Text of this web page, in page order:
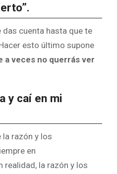
das cuenta hasta que te
esto último supone
a veces no querrás ver
y caí en mi
la razón y los
en
realidad, la razón y los